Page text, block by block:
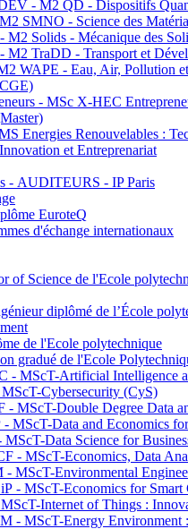
- M2 QD - Dispositifs
SMNO - Science des
Solids - Mécanique des
TraDD - Transport et
WAPE - Eau, Air, Pollution
- MSc X-HEC
Energies Renouvelables :
et Entreprenariat
- AUDITEURS - IP Paris
EuroteQ
d'échange internationaux
of Science de l'Ecole
diplômé de l’École
de l'Ecole polytechnique
gradué de l'Ecole
- MScT-Artificial Intelligence
Cybersecurity (CyS)
- MScT-Double Degree Data
MScT-Data and Economics
Data Science for
- MScT-Economics, Data
- MScT-Environmental
- MScT-Economics for Smart
Internet of Things :
- MScT-Energy Environment